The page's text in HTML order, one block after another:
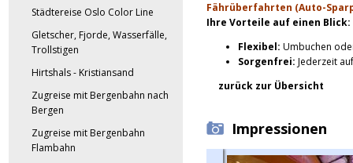
Städtereise Oslo Color Line
Gletscher, Fjorde, Wasserfälle,
Trollstigen
Hirtshals - Kristiansand
Zugreise mit Bergenbahn nach
Bergen
Zugreise mit Bergenbahn
Flambahn
Fährüberfahrten (Auto-
Ihre Vorteile auf einen Blick:
Flexibel: Umbuchen
Sorgenfrei: Jederzeit
zurück zur Übersicht
Impressionen